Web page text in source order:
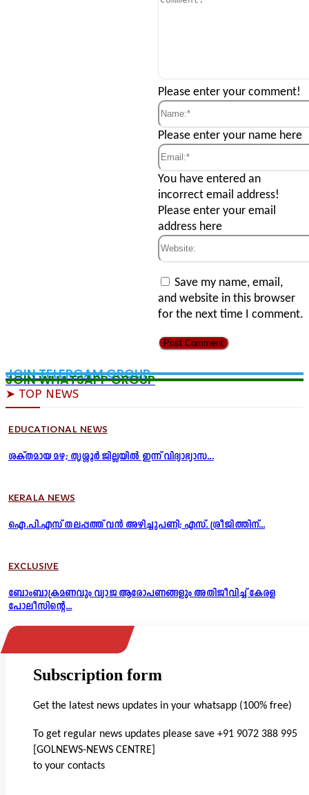
Comment:
Please enter your comment!
Name:*
Please enter your name here
Email:*
You have entered an
incorrect email address!
Please enter your email
address here
Save my name, email,
and website in this browser
for the next time I comment.
JOIN TELERGAM GROUP
JOIN WHATSAPP GROUP
➤ TOP NEWS
EDUCATIONAL NEWS
ശക്തമായ മഴ; തൃശ്ശൂർ ജില്ലയിൽ ഇന്ന് വിദ്യാഭ്യാസ...
KERALA NEWS
ഐ.പി.എസ് തലപ്പത്ത് വൻ അഴിച്ചുപണി; എസ്. ശ്രീജിത്തിന്...
EXCLUSIVE
ബോംബാക്രമണവും വ്യാജ ആരോപണങ്ങളും അതിജീവിച്ച് കേരള
പോലീസിന്റെ...
Subscription form
Get the latest news updates in your whatsapp (100% free)
To get regular news updates please save +91 9072 388 995
[GOLNEWS-NEWS CENTRE]
to your contacts